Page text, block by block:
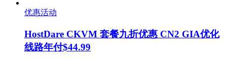
优惠活动
HostDare CKVM 套餐九折优惠 CN2 GIA优化
线路年付$44.99